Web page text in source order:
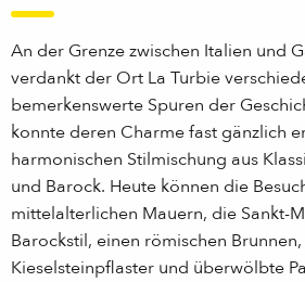
An der Grenze zwischen Italien und
verdankt der Ort La Turbie
bemerkenswerte Spuren der
konnte deren Charme fast gänzlich
harmonischen Stilmischung aus
und Barock. Heute können die
mittelalterlichen Mauern, die Sankt-
Barockstil, einen römischen
Kieselsteinpflaster und überwölbte